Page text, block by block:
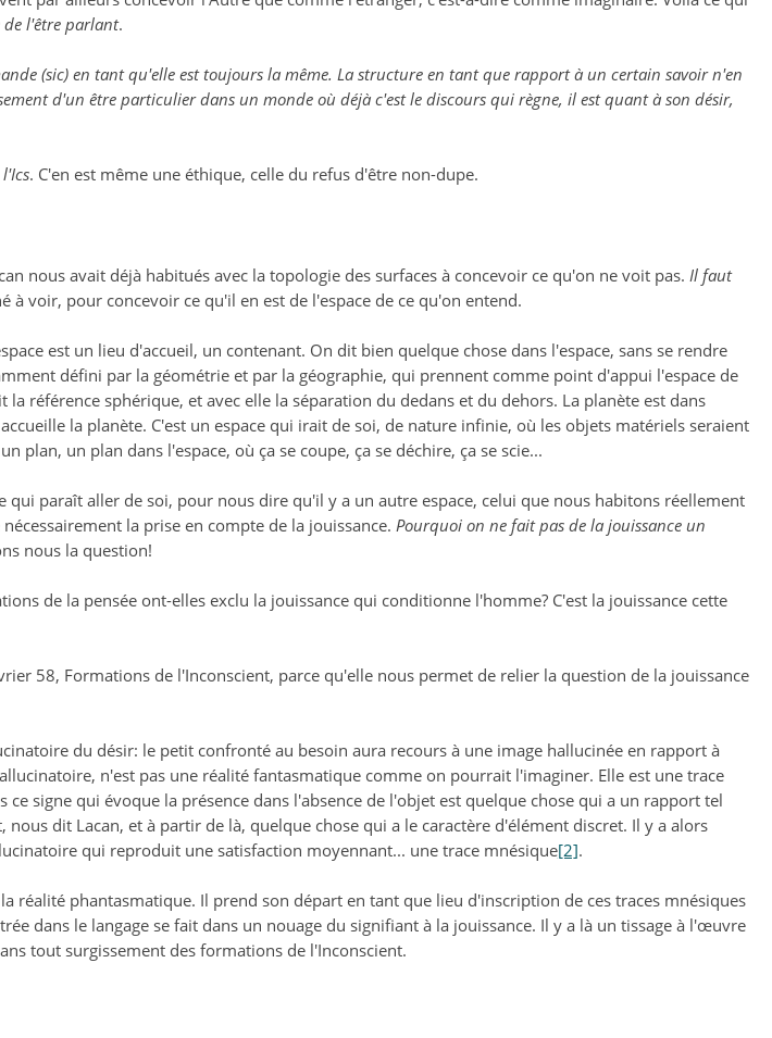
de l'être parlant.
(sic) en tant qu'elle est toujours la même. La structure en tant que rapport à un certain savoir n'en
d'un être particulier dans un monde où déjà c'est le discours qui règne, il est quant à son désir,
. C'en est même une éthique, celle du refus d'être non-dupe.
nous avait déjà habitués avec la topologie des surfaces à concevoir ce qu'on ne voit pas.Il faut
à voir, pour concevoir ce qu'il en est de l'espace de ce qu'on entend.
est un lieu d'accueil, un contenant. On dit bien quelque chose dans l'espace, sans se rendre
défini par la géométrie et par la géographie, qui prennent comme point d'appui l'espace de
référence sphérique, et avec elle la séparation du dedans et du dehors. La planète est dans
la planète. C'est un espace qui irait de soi, de nature infinie, où les objets matériels seraient
plan, un plan dans l'espace, où ça se coupe, ça se déchire, ça se scie...
qui paraît aller de soi, pour nous dire qu'il y a un autre espace, celui que nous habitons réellement
la prise en compte de la jouissance. Pourquoi on ne fait pas de la jouissance un
nous la question!
de la pensée ont-elles exclu la jouissance qui conditionne l'homme? C'est la jouissance cette
58, Formations de l'Inconscient, parce qu'elle nous permet de relier la question de la jouissance
du désir: le petit confronté au besoin aura recours à une image hallucinée en rapport à
n'est pas une réalité fantasmatique comme on pourrait l'imaginer. Elle est une trace
signe qui évoque la présence dans l'absence de l'objet est quelque chose qui a un rapport tel
dit Lacan, et à partir de là, quelque chose qui a le caractère d'élément discret. Il y a alors
qui reproduit une satisfaction moyennant... une trace mnésique[2].
réalité phantasmatique. Il prend son départ en tant que lieu d'inscription de ces traces mnésiques
dans le langage se fait dans un nouage du signifiant à la jouissance. Il y a là un tissage à l'œuvre
tout surgissement des formations de l'Inconscient.